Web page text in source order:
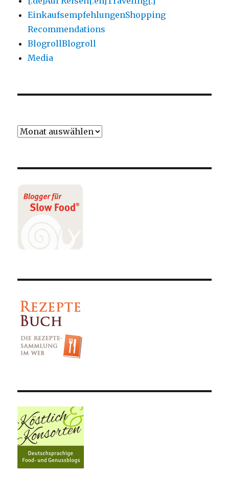
EinkaufsempfehlungenShopping
Recommendations
BlogrollBlogroll
Media